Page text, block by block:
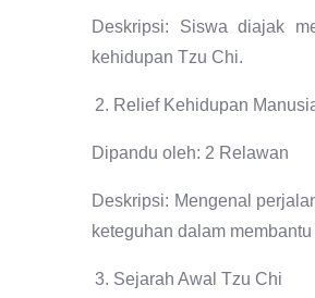
Deskripsi: Siswa diajak
kehidupan Tzu Chi.
Relief Kehidupan
Dipandu oleh: 2 Relawan
Deskripsi: Mengenal
keteguhan dalam
Sejarah Awal Tzu Chi